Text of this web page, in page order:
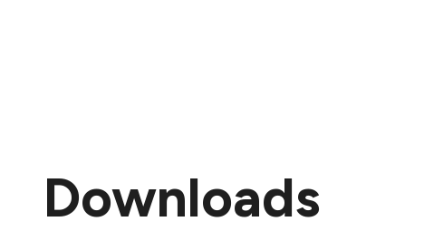
Downloads